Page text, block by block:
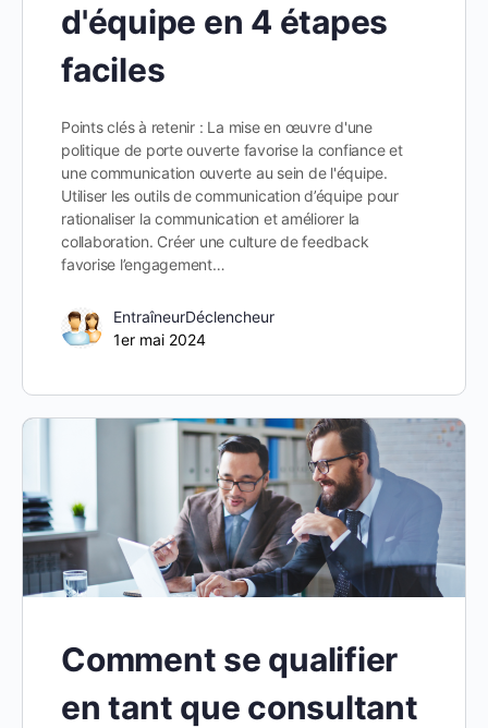
d'équipe en 4 étapes
faciles
Points clés à retenir : La mise en œuvre d'une
politique de porte ouverte favorise la confiance et
une communication ouverte au sein de l'équipe.
Utiliser les outils de communication d’équipe pour
rationaliser la communication et améliorer la
collaboration. Créer une culture de feedback
favorise l’engagement…
EntraîneurDéclencheur
1er mai 2024
Comment se qualifier
en tant que consultant